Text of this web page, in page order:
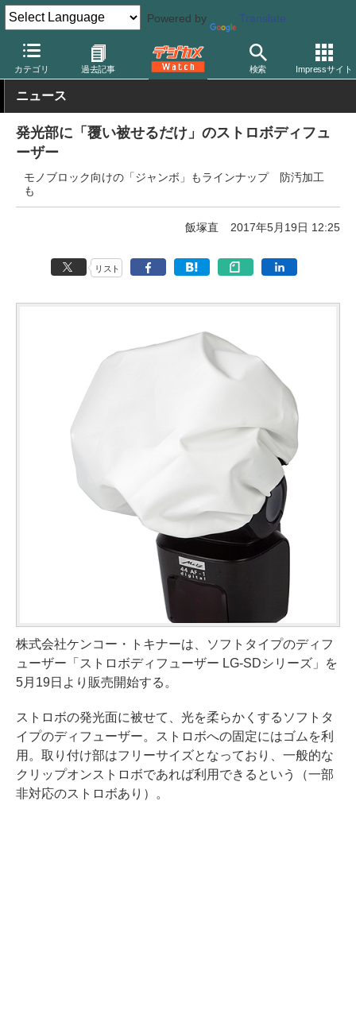
Powered by Translate
カテゴリ 過去記事 検索 Impressサイト
デジカメ Watch 撮影用品 ストロボ（フラッシュ） その他
ニュース
発光部に「覆い被せるだけ」のストロボディフュ
ーザー
モノブロック向けの「ジャンボ」もラインナップ 防汚加工
も
飯塚直 2017年5月19日 12:25
リスト
株式会社ケンコー・トキナーは、ソフトタイプのディフ
ューザー「ストロボディフューザー LG-SDシリーズ」を
5月19日より販売開始する。
ストロボの発光面に被せて、光を柔らかくするソフトタ
イプのディフューザー。ストロボへの固定にはゴムを利
用。取り付け部はフリーサイズとなっており、一般的な
クリップオンストロボであれば利用できるという（一部
非対応のストロボあり）。